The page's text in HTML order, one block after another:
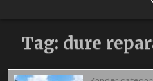
Tag: dure